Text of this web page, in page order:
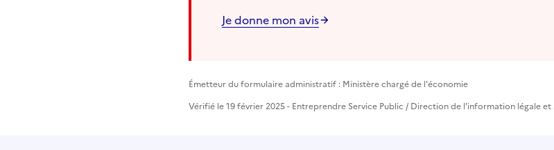
Je donne mon avis
Émetteur du formulaire administratif : Ministère chargé de l'économie
Vérifié le 19 février 2025 - Entreprendre Service Public / Direction de l'information légale